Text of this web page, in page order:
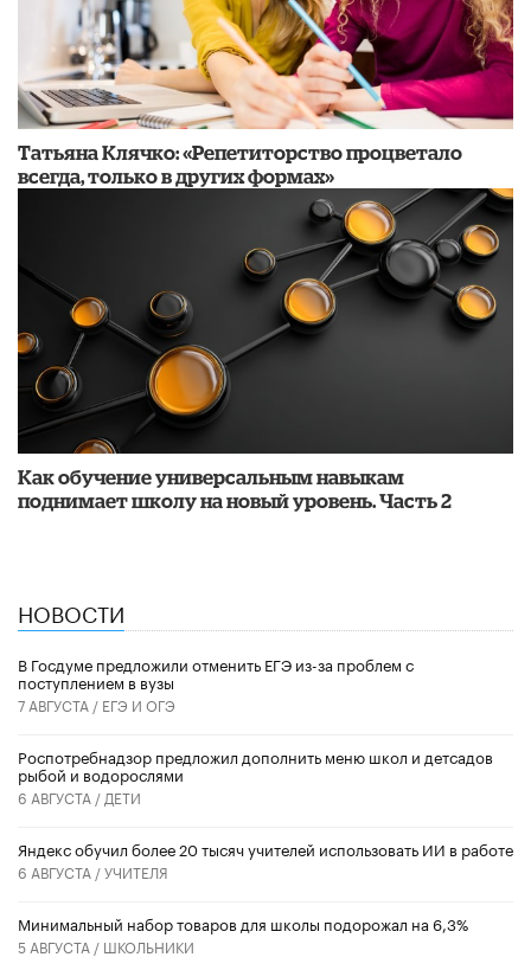
​Татьяна Клячко: «Репетиторство процветало
всегда, только в других формах»
​Как обучение универсальным навыкам
поднимает школу на новый уровень. Часть 2
НОВОСТИ
В Госдуме предложили отменить ЕГЭ из-за проблем с
поступлением в вузы
7 АВГУСТА / ЕГЭ И ОГЭ
Роспотребнадзор предложил дополнить меню школ и детсадов
рыбой и водорослями
6 АВГУСТА / ДЕТИ
​Яндекс обучил более 20 тысяч учителей использовать ИИ в работе
6 АВГУСТА /УЧИТЕЛЯ
Минимальный набор товаров для школы подорожал на 6,3%
5 АВГУСТА / ШКОЛЬНИКИ